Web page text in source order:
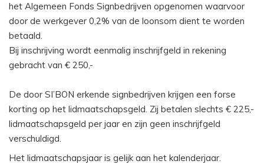
het Algemeen Fonds Signbedrijven opgenomen waarvoor
door de werkgever 0,2% van de loonsom dient te worden
betaald.
Bij inschrijving wordt eenmalig inschrijfgeld in rekening
gebracht van € 250,-
De door SI’BON erkende signbedrijven krijgen een forse
korting op het lidmaatschapsgeld. Zij betalen slechts € 225,-
lidmaatschapsgeld per jaar en zijn geen inschrijfgeld
verschuldigd.
Het lidmaatschapsjaar is gelijk aan het kalenderjaar.